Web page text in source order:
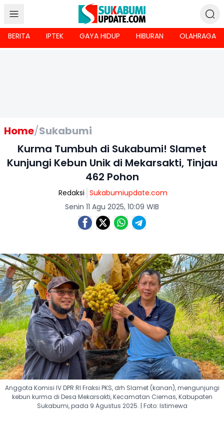
BERITA IPTEK GAYA HIDUP HIBURAN OLAHRAGA
Home/Sukabumi
Kurma Tumbuh di Sukabumi! Slamet
Kunjungi Kebun Unik di Mekarsakti, Tinjau
462 Pohon
Redaksi Sukabumiupdate.com
Senin 11 Agu 2025, 10:09 WIB
Anggota Komisi IV DPR RI Fraksi PKS, drh Slamet (kanan), mengunjungi
kebun kurma di Desa Mekarsakti, Kecamatan Ciemas, Kabupaten
Sukabumi, pada 9 Agustus 2025. | Foto: Istimewa